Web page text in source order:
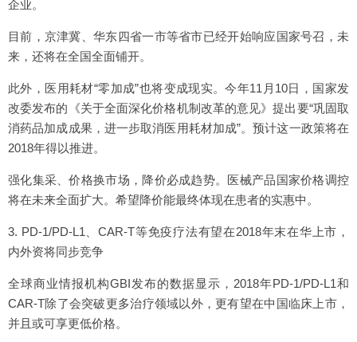
企业。
目前，京津冀、华东四省一市等省市已经开始响应国家号召，未
来，还将在全国全面铺开。
此外，医用耗材“零加成”也将变成现实。今年11月10日，国家发
改委发布的《关于全面深化价格机制改革的意见》提出要“巩固取
消药品加成成果，进一步取消医用耗材加成”。预计这一政策将在
2018年得以推进。
强化集采、价格换市场，降价必成趋势。医械产品国家价格调控
将在未来全面扩大。希望降价能最终体现在患者的实惠中。
3. PD-1/PD-L1、CAR-T等免疫疗法有望在2018年末在华上市，
内外资将同步竞争
全球商业情报机构GBI发布的数据显示，2018年PD-1/PD-L1和
CAR-T除了会突破更多治疗领域以外，更有望在中国临床上市，
并且或可享更低价格。